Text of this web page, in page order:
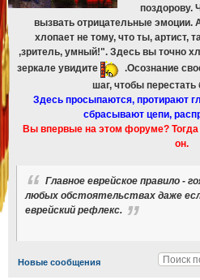
поздорову.
вызвать отрицательные эмоции.
хлопает не тому, что ты, артист,
,зритель, умный!". Здесь вы точно
зеркале увидите
.Осознание
шаг, чтобы
Здесь просыпаются, протирают
сбрасывают цепи,
Вы впервые на этом форуме? Тогда
он.
Главное еврейское правило -
любых обстоятельствах даже
еврейский рефлекс.
Новые сообщения